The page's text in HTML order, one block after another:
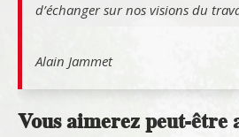
d’échanger sur nos visions du
Alain Jammet
Vous aimerez peut-être